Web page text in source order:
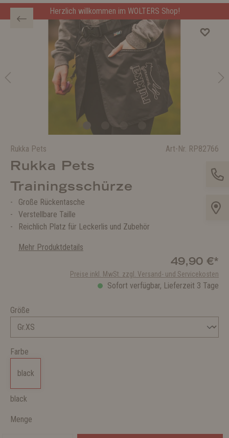
Herzlich willkommen im WOLTERS Shop!
Rukka Pets Art-Nr. RP82766
Rukka Pets
Trainingsschürze
Große Rückentasche
Verstellbare Taille
Reichlich Platz für Leckerlis und Zubehör
Mehr Produktdetails
49,90 €*
Preise inkl. MwSt. zzgl. Versand- und Servicekosten
Sofort verfügbar, Lieferzeit 3 Tage
Größe
Farbe
black
black
Menge